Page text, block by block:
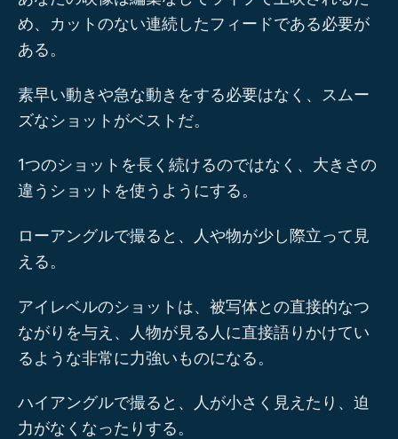
め、カットのない連続したフィードである必要が
ある。
素早い動きや急な動きをする必要はなく、スムー
ズなショットがベストだ。
1つのショットを長く続けるのではなく、大きさの
違うショットを使うようにする。
ローアングルで撮ると、人や物が少し際立って見
える。
アイレベルのショットは、被写体との直接的なつ
ながりを与え、人物が見る人に直接語りかけてい
るような非常に力強いものになる。
ハイアングルで撮ると、人が小さく見えたり、迫
力がなくなったりする。